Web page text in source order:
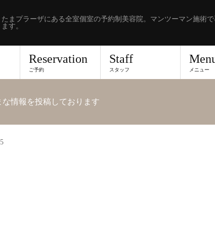
たまプラーザにある全室個室の予約制美容院。マンツーマン施術
ます。
Reservation
ご予約
Staff
スタッフ メニュー
な情報を投稿しております